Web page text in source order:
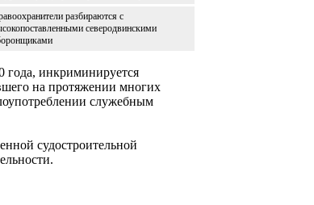
разбираются с
северодвинскими
года, инкриминируется
на протяжении многих
служебным
судостроительной